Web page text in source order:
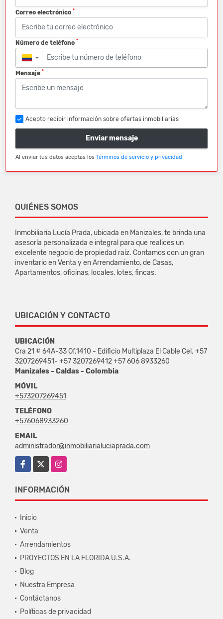
Correo electrónico *
Número de teléfono *
▼
Mensaje *
Acepto recibir información sobre ofertas inmobiliarias
Enviar mensaje
Al enviar tus datos aceptas los Términos de servicio y privacidad
QUIÉNES SOMOS
Inmobiliaria Lucía Prada, ubicada en Manizales, te brinda una
asesoría personalizada e integral para que realices un
excelente negocio de propiedad raíz. Contamos con un gran
inventario en Venta y en Arrendamiento, de Casas,
Apartamentos, oficinas, locales, lotes, fincas.
UBICACIÓN Y CONTACTO
UBICACIÓN
Cra 21 # 64A-33 Of.1410 - Edificio Multiplaza El Cable Cel. +57
3207269451- +57 3207269412 +57 606 8933260
Manizales - Caldas - Colombia
MÓVIL
+573207269451
TELÉFONO
+576068933260
EMAIL
administrador@inmobiliarialuciaprada.com
Facebook
Instagram
INFORMACIÓN
Inicio
Venta
Arrendamientos
PROYECTOS EN LA FLORIDA U.S.A.
Blog
Nuestra Empresa
Contáctanos
Políticas de privacidad